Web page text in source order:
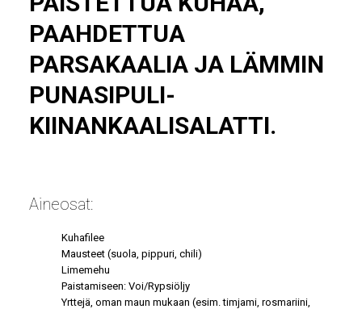
PAAHDETTUA
PARSAKAALIA JA LÄMMIN
PUNASIPULI-
KIINANKAALISALATTI.
Aineosat:
Kuhafilee
Mausteet (suola, pippuri, chili)
Limemehu
Paistamiseen: Voi/Rypsiöljy
Yrttejä, oman maun mukaan (esim. timjami, rosmariini,